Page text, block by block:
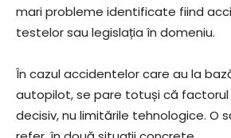
mari probleme identificate fiind
testelor sau legislația în domeniu.
În cazul accidentelor care au la
autopilot, se pare totuși că
decisiv, nu limitările tehnologice. O